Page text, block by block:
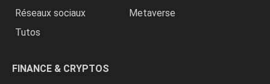
Réseaux sociaux
Metaverse
Tutos
FINANCE & CRYPTOS